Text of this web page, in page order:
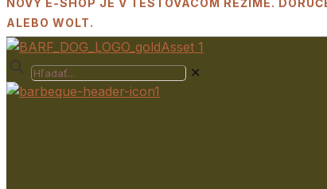
NOVÝ E-SHOP JE V TESTOVACOM REŽIME.
ALEBO WOLT.
✕